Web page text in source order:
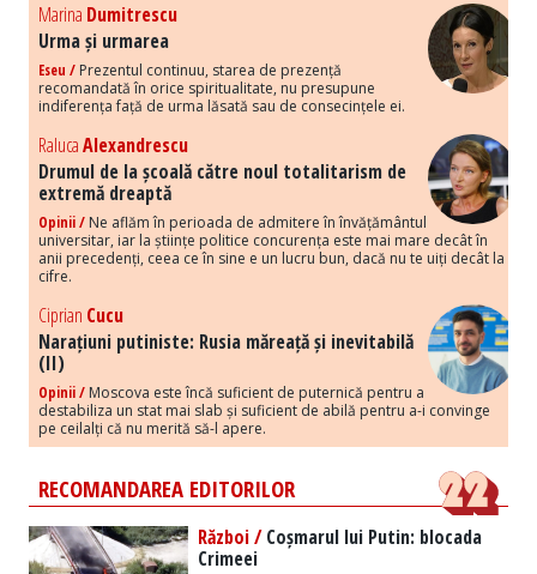
Marina Dumitrescu
Urma și urmarea
Eseu / Prezentul continuu, starea de prezență
recomandată în orice spiritualitate, nu presupune
indiferența față de urma lăsată sau de consecințele ei.
RalucaAlexandrescu
Drumul de la școală către noul totalitarism de
extremă dreaptă
Opinii / Ne aflăm în perioada de admitere în învățământul
universitar, iar la științe politice concurența este mai mare decât în
anii precedenți, ceea ce în sine e un lucru bun, dacă nu te uiți decât la
cifre.
Ciprian Cucu
Narațiuni putiniste: Rusia măreață și inevitabilă
(II)
Opinii / Moscova este încă suficient de puternică pentru a
destabiliza un stat mai slab și suficient de abilă pentru a-i convinge
pe ceilalți că nu merită să-l apere.
RECOMANDAREA EDITORILOR
Război /Coșmarul lui Putin: blocada
Crimeei